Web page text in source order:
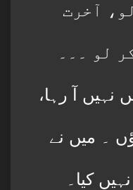
آخرت
لو ۔۔۔
آ رہا،
۔ میں نے
کیا۔